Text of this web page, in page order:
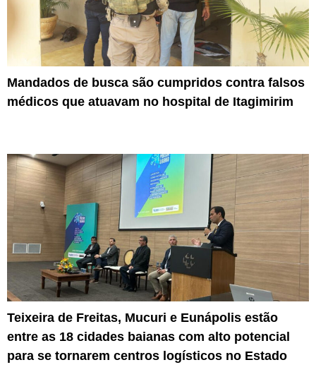
Mandados de busca são cumpridos contra falsos
médicos que atuavam no hospital de Itagimirim
Teixeira de Freitas, Mucuri e Eunápolis estão
entre as 18 cidades baianas com alto potencial
para se tornarem centros logísticos no Estado